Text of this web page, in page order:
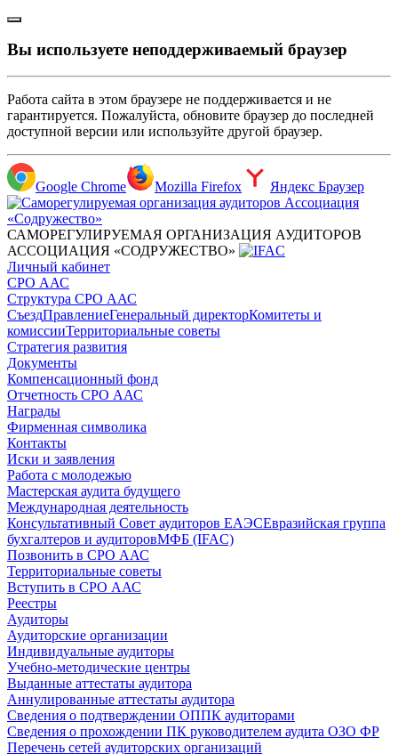
Вы используете неподдерживаемый браузер
Работа сайта в этом браузере не поддерживается и не
гарантируется. Пожалуйста, обновите браузер до последней
доступной версии или используйте другой браузер.
Google Chrome Mozilla Firefox Яндекс Браузер
САМОРЕГУЛИРУЕМАЯ ОРГАНИЗАЦИЯ АУДИТОРОВ
АССОЦИАЦИЯ «СОДРУЖЕСТВО»
Личный кабинет
СРО ААС
Структура СРО ААС
СъездПравлениеГенеральный директорКомитеты и
комиссииТерриториальные советы
Стратегия развития
Документы
Компенсационный фонд
Отчетность СРО ААС
Награды
Фирменная символика
Контакты
Иски и заявления
Работа с молодежью
Мастерская аудита будущего
Международная деятельность
Консультативный Совет аудиторов ЕАЭСЕвразийская группа
бухгалтеров и аудиторовМФБ (IFAC)
Позвонить в СРО ААС
Территориальные советы
Вступить в СРО ААС
Реестры
Аудиторы
Аудиторские организации
Индивидуальные аудиторы
Учебно-методические центры
Выданные аттестаты аудитора
Аннулированные аттестаты аудитора
Сведения о подтверждении ОППК аудиторами
Сведения о прохождении ПК руководителем аудита ОЗО ФР
Перечень сетей аудиторских организаций